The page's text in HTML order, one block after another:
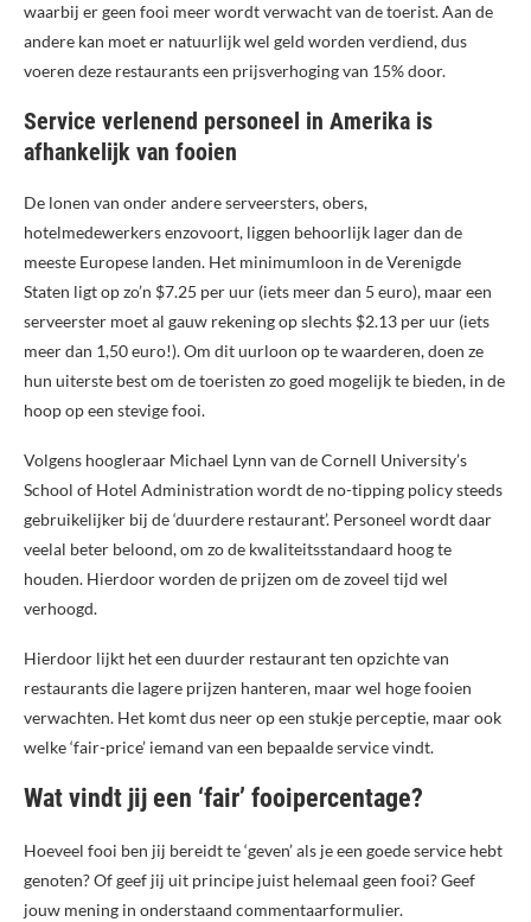
waarbij er geen fooi meer wordt verwacht van de toerist. Aan de
andere kan moet er natuurlijk wel geld worden verdiend, dus
voeren deze restaurants een prijsverhoging van 15% door.
Service verlenend personeel in Amerika is
afhankelijk van fooien
De lonen van onder andere serveersters, obers,
hotelmedewerkers enzovoort, liggen behoorlijk lager dan de
meeste Europese landen. Het minimumloon in de Verenigde
Staten ligt op zo’n $7.25 per uur (iets meer dan 5 euro), maar een
serveerster moet al gauw rekening op slechts $2.13 per uur (iets
meer dan 1,50 euro!). Om dit uurloon op te waarderen, doen ze
hun uiterste best om de toeristen zo goed mogelijk te bieden, in de
hoop op een stevige fooi.
Volgens hoogleraar Michael Lynn van de Cornell University’s
School of Hotel Administration wordt de no-tipping policy steeds
gebruikelijker bij de ‘duurdere restaurant’. Personeel wordt daar
veelal beter beloond, om zo de kwaliteitsstandaard hoog te
houden. Hierdoor worden de prijzen om de zoveel tijd wel
verhoogd.
Hierdoor lijkt het een duurder restaurant ten opzichte van
restaurants die lagere prijzen hanteren, maar wel hoge fooien
verwachten. Het komt dus neer op een stukje perceptie, maar ook
welke ‘fair-price’ iemand van een bepaalde service vindt.
Wat vindt jij een ‘fair’ fooipercentage?
Hoeveel fooi ben jij bereidt te ‘geven’ als je een goede service hebt
genoten? Of geef jij uit principe juist helemaal geen fooi? Geef
jouw mening in onderstaand commentaarformulier.